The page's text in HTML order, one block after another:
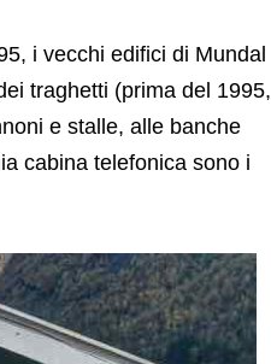
i vecchi edifici di Mundal
traghetti (prima del 1995,
e stalle, alle banche
cabina telefonica sono i